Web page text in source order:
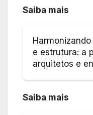
Saiba mais
e estrutura: a
arquitetos e
Saiba mais